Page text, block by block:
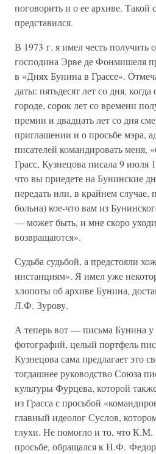
поговорить и о ее архиве. Такой
представился.
В 1973 г. я имел честь получить
господина Эрве де Фонмишеля
в «Днях Бунина в Грассе».
даты: пятьдесят лет со дня,
городе, сорок лет со времени
премии и двадцать лет со дня
приглашении и о просьбе мэра,
писателей командировать меня,
Грасс, Кузнецова писала 9 июля
что вы приедете на Бунинские
передать или, в крайнем случае,
больна) кое-что вам из
— может быть, и мне скоро
возвращаются».
Судьба судьбой, а предстояли
инстанциям». Я имел уже
хлопоты об архиве Бунина,
Л.Ф. Зурову.
А теперь вот — письма Бунина
фотографий, целый портфель
Кузнецова сама предлагает это
тогдашнее руководство Союза
культуры Фурцева, которой
из Грасса с просьбой
главный идеолог Суслов,
глухи. Не помогло и то, что
просьбе, обращался к Н.Ф.